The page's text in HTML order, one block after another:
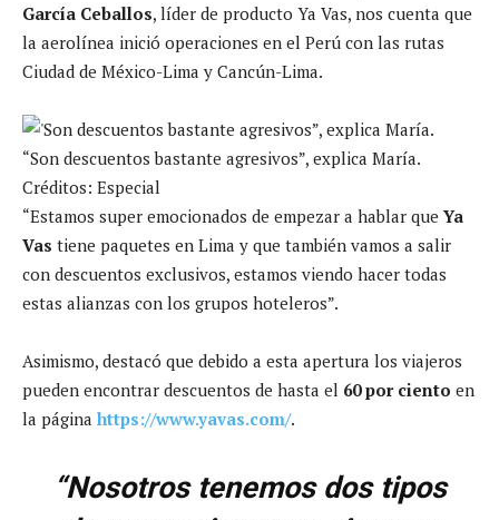
García Ceballos, líder de producto Ya Vas, nos cuenta que
la aerolínea inició operaciones en el Perú con las rutas
Ciudad de México-Lima y Cancún-Lima.
“Son descuentos bastante agresivos”, explica María.
Créditos: Especial
“Estamos super emocionados de empezar a hablar queYa
Vas tiene paquetes en Lima y que también vamos a salir
con descuentos exclusivos, estamos viendo hacer todas
estas alianzas con los grupos hoteleros”.
Asimismo, destacó que debido a esta apertura los viajeros
pueden encontrar descuentos de hasta el 60 por ciento en
la página https://www.yavas.com/.
“Nosotros tenemos dos tipos